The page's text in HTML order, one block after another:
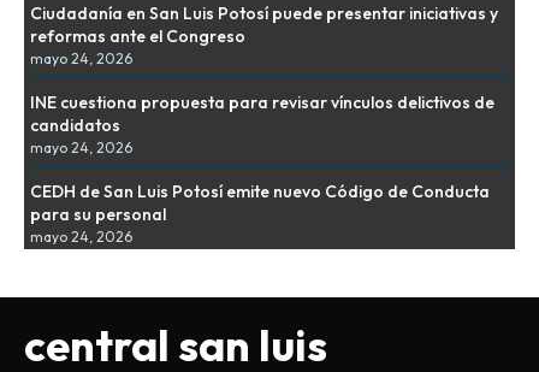
Ciudadanía en San Luis Potosí puede presentar iniciativas y
reformas ante el Congreso
mayo 24, 2026
INE cuestiona propuesta para revisar vínculos delictivos de
candidatos
mayo 24, 2026
CEDH de San Luis Potosí emite nuevo Código de Conducta
para su personal
mayo 24, 2026
central san luis